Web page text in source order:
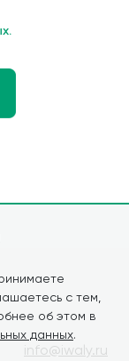
с тем,
об этом в
данных.
info@iwaly.ru